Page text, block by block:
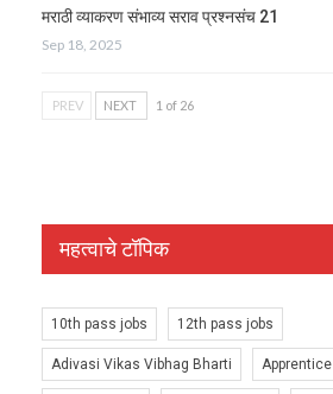
मराठी व्याकरण संभाव्य सराव प्रश्नसंच 21
Sep 18, 2025
PREV NEXT 1 of 26
महत्वाचे टॉपिक
10th pass jobs 12th pass jobs
Adivasi Vikas Vibhag Bharti Apprentice